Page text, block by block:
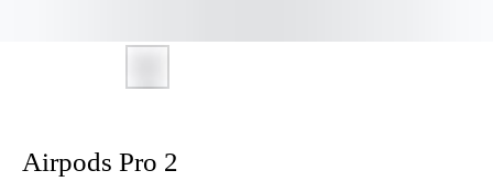
Airpods Pro 2